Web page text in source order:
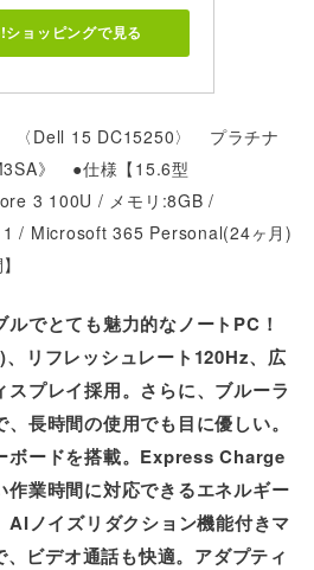
ョッピングで見る
Dell 15 DC15250〉 プラチナ
》 ●仕様【15.6型
3 100U / メモリ:8GB /
/ Microsoft 365 Personal(24ヶ月)
ルでとても魅力的なノートPC！
リフレッシュレート120Hz、広
プレイ採用。さらに、ブルーラ
長時間の使用でも目に優しい。
ボードを搭載。Express Charge
作業時間に対応できるエネルギー
AIノイズリダクション機能付きマ
ビデオ通話も快適。アダプティ